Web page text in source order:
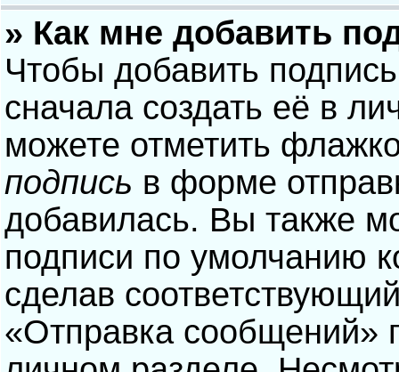
» Как мне добавить
Чтобы добавить
сначала создать её в
можете отметить
подпись в форме
добавилась. Вы также
подписи по умолчанию
сделав
«Отправка сообщений»